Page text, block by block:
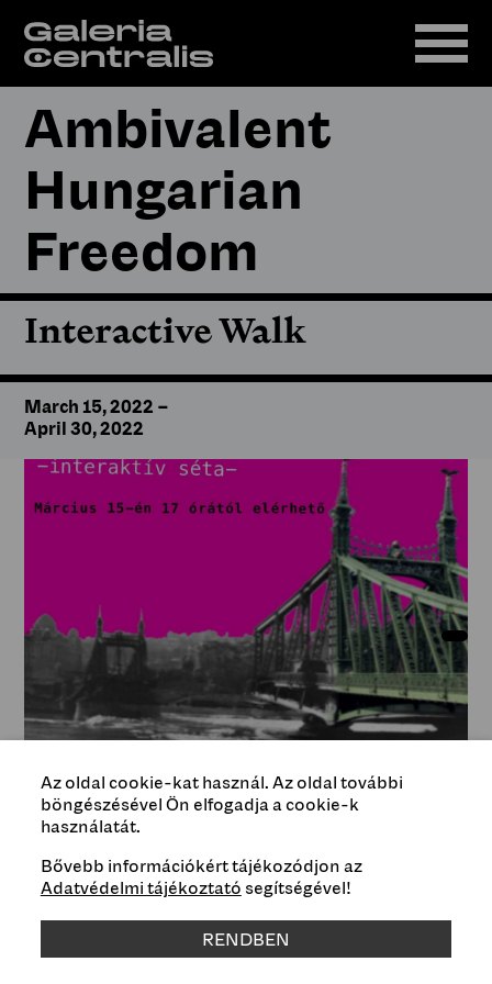
Ambivalent
Hungarian
Freedom
Interactive Walk
March 15, 2022 –
April 30, 2022
Az oldal cookie-kat használ. Az oldal további
böngészésével Ön elfogadja a cookie-k
használatát.
Bővebb információkért tájékozódjon az
Adatvédelmi tájékoztató segítségével!
RENDBEN